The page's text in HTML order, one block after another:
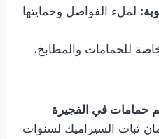
لملء الفواصل وحمايتها
للحمامات والمطابخ،
حمامات في الفجيرة
ثبات السيراميك لسنوات